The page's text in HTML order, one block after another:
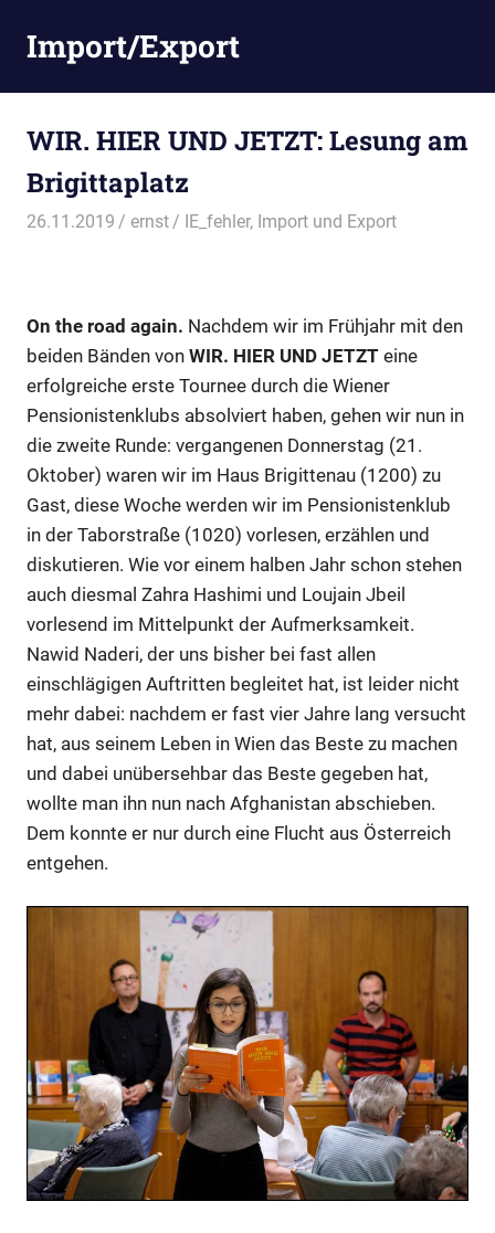
InhaltImport/Export
WIR. HIER UND JETZT: Lesung am
Brigittaplatz
26.11.2019 ernst IE_fehler, Import und Export
On the road again. Nachdem wir im Frühjahr mit den
beiden Bänden von WIR. HIER UND JETZT eine
erfolgreiche erste Tournee durch die Wiener
Pensionistenklubs absolviert haben, gehen wir nun in
die zweite Runde: vergangenen Donnerstag (21.
Oktober) waren wir im Haus Brigittenau (1200) zu
Gast, diese Woche werden wir im Pensionistenklub
in der Taborstraße (1020) vorlesen, erzählen und
diskutieren. Wie vor einem halben Jahr schon stehen
auch diesmal Zahra Hashimi und Loujain Jbeil
vorlesend im Mittelpunkt der Aufmerksamkeit.
Nawid Naderi, der uns bisher bei fast allen
einschlägigen Auftritten begleitet hat, ist leider nicht
mehr dabei: nachdem er fast vier Jahre lang versucht
hat, aus seinem Leben in Wien das Beste zu machen
und dabei unübersehbar das Beste gegeben hat,
wollte man ihn nun nach Afghanistan abschieben.
Dem konnte er nur durch eine Flucht aus Österreich
entgehen.